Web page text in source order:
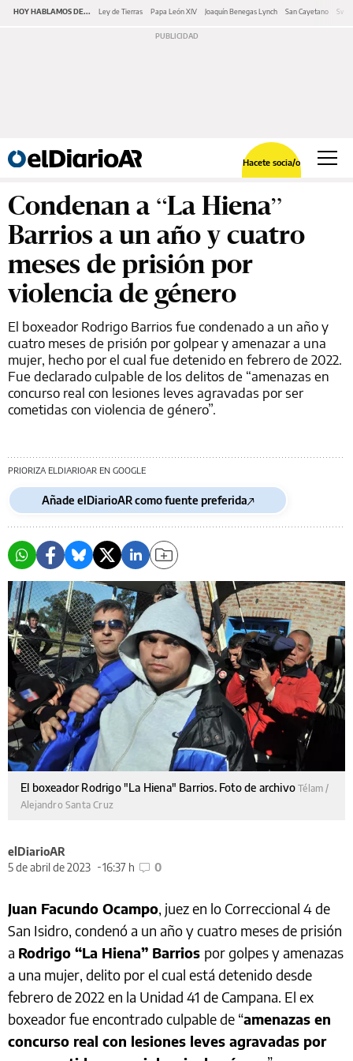
HOY HABLAMOS DE... Ley de Tierras Papa León XIV Joaquín Benegas Lynch San Cayetano
Hacete socia/o
Condenan a “La Hiena”
Barrios a un año y cuatro
meses de prisión por
violencia de género
El boxeador Rodrigo Barrios fue condenado a un año y
cuatro meses de prisión por golpear y amenazar a una
mujer, hecho por el cual fue detenido en febrero de 2022.
Fue declarado culpable de los delitos de “amenazas en
concurso real con lesiones leves agravadas por ser
cometidas con violencia de género”.
PRIORIZA ELDIARIOAR EN GOOGLE
Añade elDiarioAR como fuente preferida
El boxeador Rodrigo "La Hiena" Barrios. Foto de archivoTélam /
Alejandro Santa Cruz
elDiarioAR
5 de abril de 2023
16:37 h 0
Juan Facundo Ocampo, juez en lo Correccional 4 de
San Isidro, condenó a un año y cuatro meses de prisión
a Rodrigo “La Hiena” Barrios por golpes y amenazas
a una mujer, delito por el cual está detenido desde
febrero de 2022 en la Unidad 41 de Campana. El ex
boxeador fue encontrado culpable de “amenazas en
concurso real con lesiones leves agravadas por